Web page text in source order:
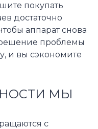
покупать
достаточно
аппарат снова
решение проблемы
и вы сэкономите
МЫ
с